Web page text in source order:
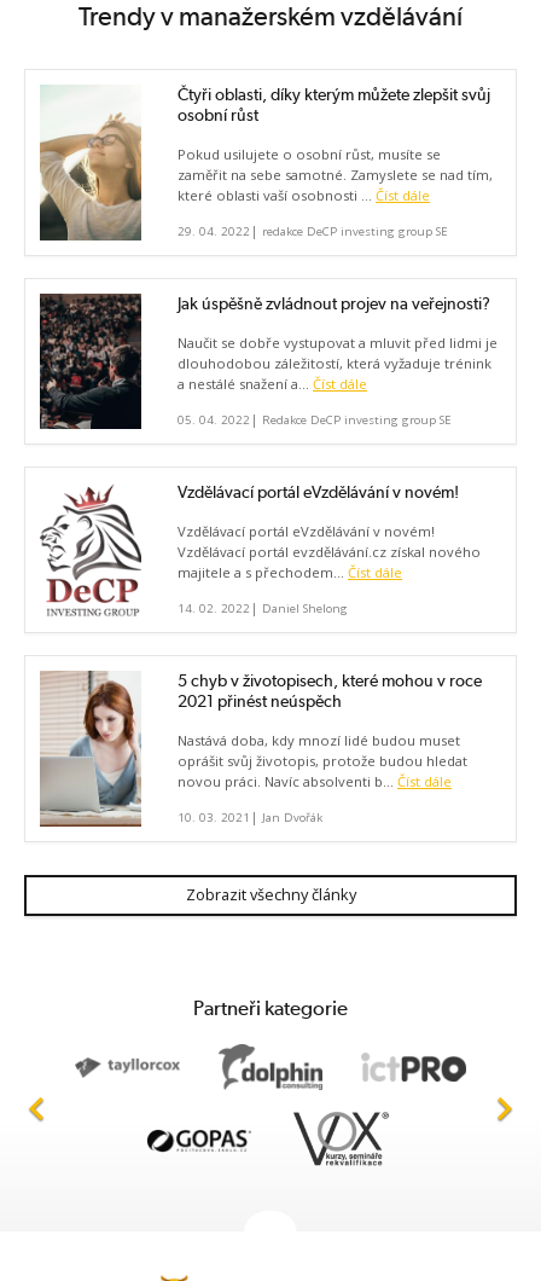
Trendy v manažerském vzdělávání
Čtyři oblasti, díky kterým můžete zlepšit svůj
osobní růst
Pokud usilujete o osobní růst, musíte se
zaměřit na sebe samotné. Zamyslete se nad tím,
které oblasti vaší osobnosti ... Číst dále
29. 04. 2022 | redakce DeCP investing group SE
Jak úspěšně zvládnout projev na veřejnosti?
Naučit se dobře vystupovat a mluvit před lidmi je
dlouhodobou záležitostí, která vyžaduje trénink
a nestálé snažení a... Číst dále
05. 04. 2022 | Redakce DeCP investing group SE
Vzdělávací portál eVzdělávání v novém!
Vzdělávací portál eVzdělávání v novém!
Vzdělávací portál evzdělávání.cz získal nového
majitele a s přechodem... Číst dále
14. 02. 2022 | Daniel Shelong
5 chyb v životopisech, které mohou v roce
2021 přinést neúspěch
Nastává doba, kdy mnozí lidé budou muset
oprášit svůj životopis, protože budou hledat
novou práci. Navíc absolventi b... Číst dále
10. 03. 2021 | Jan Dvořák
Zobrazit všechny články
Partneři kategorie